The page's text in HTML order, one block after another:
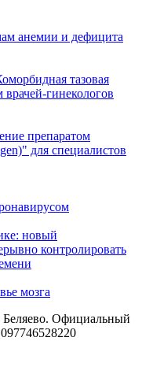
анемии и дефицита
тазовая
гинекологов
препаратом
для специалистов
новый
контролировать
мозга
Официальный